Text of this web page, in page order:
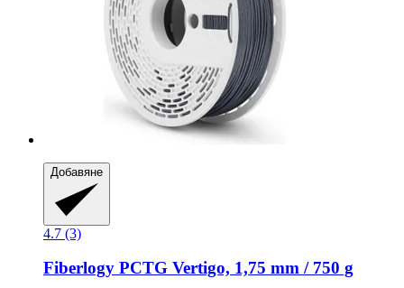
Добавяне
4.7 (3)
Fiberlogy PCTG Vertigo, 1,75 mm / 750 g